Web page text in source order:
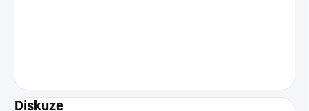
Diskuze